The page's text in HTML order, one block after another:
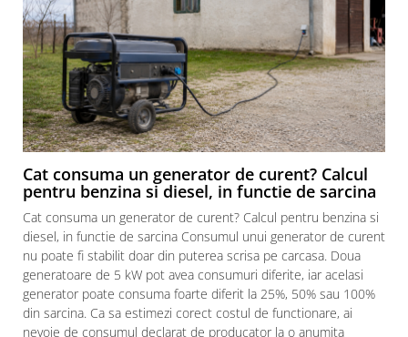
Seifuri si dulapuri fara certificare
Usi camere de tezaur
Scule electrice si unelte
Accesorii compresoare
Accesorii redresoare si roboti de
pornire
Accesorii si consumabile sudura
Alte accesorii pentru sudura
Electrozi si sarma pentru sudura
Masti sudura
Accesorii slefuitoare electrice
Acumulatori si incarcatoare pentru
scule electrice
Cat consuma un generator de curent? Calcul
pentru benzina si diesel, in functie de sarcina
Cat consuma un generator de curent? Calcul pentru benzina si
diesel, in functie de sarcina Consumul unui generator de curent
nu poate fi stabilit doar din puterea scrisa pe carcasa. Doua
generatoare de 5 kW pot avea consumuri diferite, iar acelasi
generator poate consuma foarte diferit la 25%, 50% sau 100%
din sarcina. Ca sa estimezi corect costul de functionare, ai
nevoie de consumul declarat de producator la o anumita